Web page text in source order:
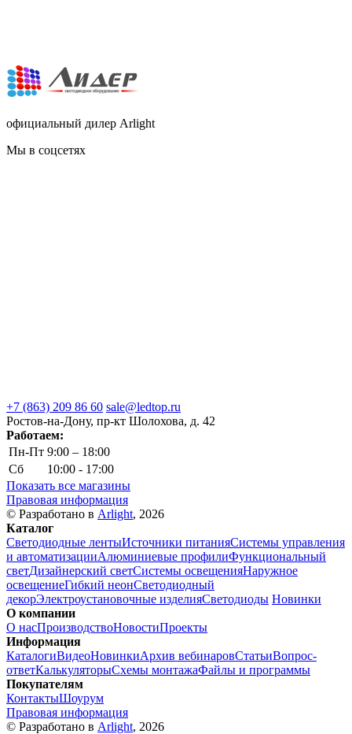
официальный дилер Arlight
Мы в соцсетях
+7 (863) 209 86 60 sale@ledtop.ru
Ростов-на-Дону, пр-кт Шолохова, д. 42
Работаем:
Пн-Пт 9:00 – 18:00
Сб
10:00 - 17:00
Показать все магазины
Правовая информация
© Разработано в Arlight, 2026
Каталог
Светодиодные лентыИсточники питанияСистемы управления
и автоматизацииАлюминиевые профилиФункциональный
светДизайнерский светСистемы освещенияНаружное
освещениеГибкий неонСветодиодный
декорЭлектроустановочные изделияСветодиоды Новинки
О компании
О насПроизводствоНовостиПроекты
Информация
КаталогиВидеоНовинкиАрхив вебинаровСтатьиВопрос-
ответКалькуляторыСхемы монтажаФайлы и программы
Покупателям
КонтактыШоурум
Правовая информация
© Разработано в Arlight, 2026